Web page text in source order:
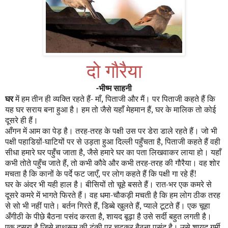
दो गौरैया
-भीष्म साहनी
घरमें हम तीन ही व्यक्ति रहते हैं- माँ,पिताजी और मैं। पर पिताजी कहते हैं कि
यह घर सराय बना हुआ है। हम तो जैसे यहाँ मेहमान हैं,घर के मालिक तो कोई
दूसरे ही हैं।
आँगन में आम का पेड़ है। तरह-तरह के पक्षी उस पर डेरा डाले रहते हैं। जो भी
पक्षी पहाडिय़ों-घाटियों पर से उड़ता हुआ दिल्ली पहुँचता है,पिताजी कहते हैं वही
सीधा हमारे घर पहुँच जाता है,जैसे हमारे घर का पता लिखवाकर लाया हो। यहाँ
कभी तोते पहुँच जाते हैं,तो कभी कौवे और कभी तरह-तरह की गौरैया। वह शोर
मचता है कि कानों के पर्दे फट जाएँ,पर लोग कहते हैं कि पक्षी गा रहे हैं!
घर के अंदर भी यही हाल है। बीसियों तो चूहे बसते हैं। रात-भर एक कमरे से
दूसरे कमरे में भागते फिरते हैं। वह धमा-चौकड़ी मचती है कि हम लोग ठीक तरह
से सो भी नहीं पाते। बर्तन गिरते हैं,डिब्बे खुलते हैं,प्याले टूटते हैं। एक चूहा
अँगीठी के पीछे बैठना पसंद करता है,शायद बूढ़ा है उसे सर्दी बहुत लगती है।